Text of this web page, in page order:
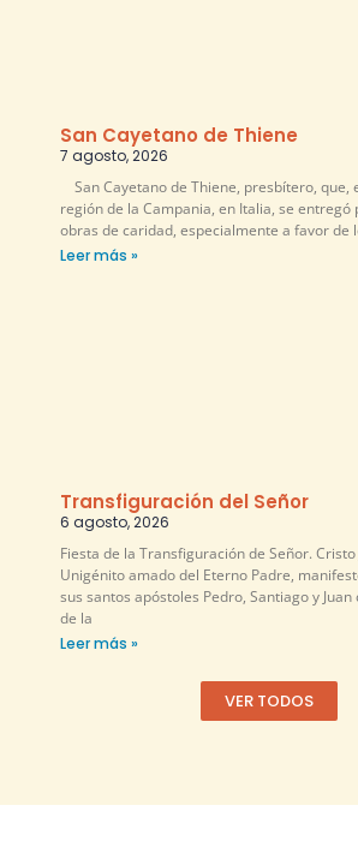
San Cayetano de Thiene
7 agosto, 2026
San Cayetano de Thiene, presbítero, que,
región de la Campania, en Italia, se entregó
obras de caridad, especialmente a favor de
Leer más »
Transfiguración del Señor
6 agosto, 2026
Fiesta de la Transfiguración de Señor. Cristo
Unigénito amado del Eterno Padre,
sus santos apóstoles Pedro, Santiago y
de la
Leer más »
VER TODOS